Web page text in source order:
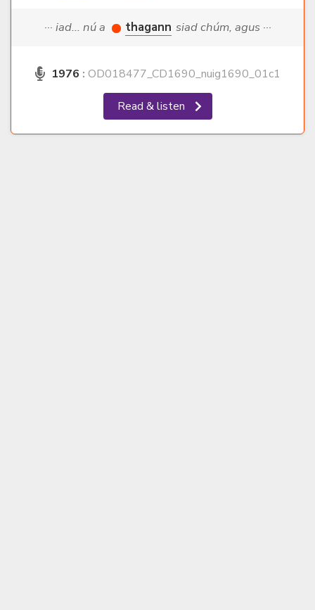
··· iad... nú a thagann siad chúm, agus ···
1976 : OD018477_CD1690_nuig1690_01c1
Read & listen